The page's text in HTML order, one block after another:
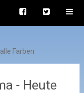
Farben
- Heute